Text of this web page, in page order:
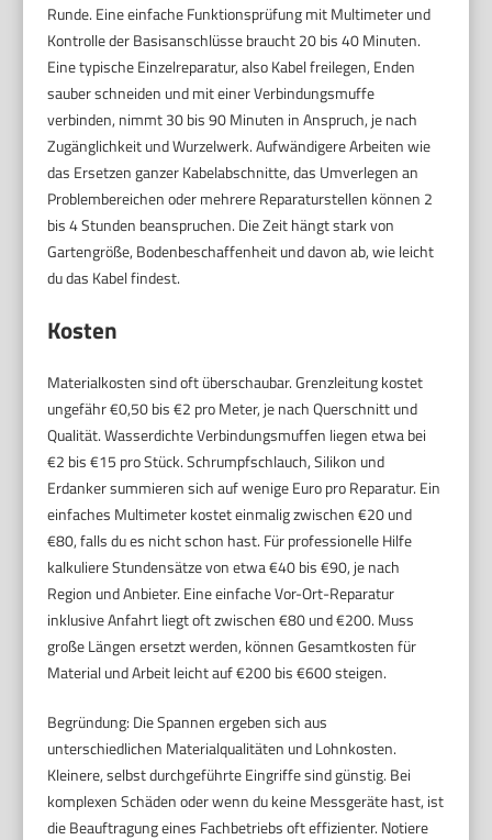
Runde. Eine einfache Funktionsprüfung mit Multimeter und
Kontrolle der Basisanschlüsse braucht 20 bis 40 Minuten.
Eine typische Einzelreparatur, also Kabel freilegen, Enden
sauber schneiden und mit einer Verbindungsmuffe
verbinden, nimmt 30 bis 90 Minuten in Anspruch, je nach
Zugänglichkeit und Wurzelwerk. Aufwändigere Arbeiten wie
das Ersetzen ganzer Kabelabschnitte, das Umverlegen an
Problembereichen oder mehrere Reparaturstellen können 2
bis 4 Stunden beanspruchen. Die Zeit hängt stark von
Gartengröße, Bodenbeschaffenheit und davon ab, wie leicht
du das Kabel findest.
Kosten
Materialkosten sind oft überschaubar. Grenzleitung kostet
ungefähr €0,50 bis €2 pro Meter, je nach Querschnitt und
Qualität. Wasserdichte Verbindungsmuffen liegen etwa bei
€2 bis €15 pro Stück. Schrumpfschlauch, Silikon und
Erdanker summieren sich auf wenige Euro pro Reparatur. Ein
einfaches Multimeter kostet einmalig zwischen €20 und
€80, falls du es nicht schon hast. Für professionelle Hilfe
kalkuliere Stundensätze von etwa €40 bis €90, je nach
Region und Anbieter. Eine einfache Vor-Ort-Reparatur
inklusive Anfahrt liegt oft zwischen €80 und €200. Muss
große Längen ersetzt werden, können Gesamtkosten für
Material und Arbeit leicht auf €200 bis €600 steigen.
Begründung: Die Spannen ergeben sich aus
unterschiedlichen Materialqualitäten und Lohnkosten.
Kleinere, selbst durchgeführte Eingriffe sind günstig. Bei
komplexen Schäden oder wenn du keine Messgeräte hast, ist
die Beauftragung eines Fachbetriebs oft effizienter. Notiere